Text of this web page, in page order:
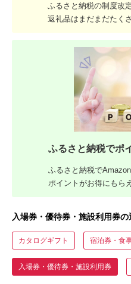
ふるさと納税の制度改
返礼品はまだまだたく
ふるさと納税でポ
ふるさと納税で
ポイントがお得にもら
入場券・優待券・施設利用券
カタログギフト 宿泊券・食
入場券・優待券・施設利用券